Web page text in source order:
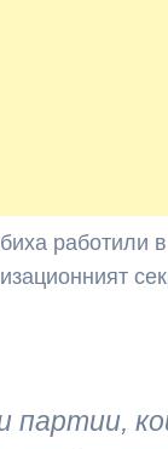
работили
партии,